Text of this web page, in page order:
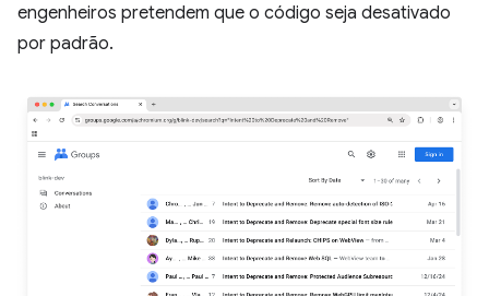
engenheiros pretendem que o código seja desativado
por padrão.